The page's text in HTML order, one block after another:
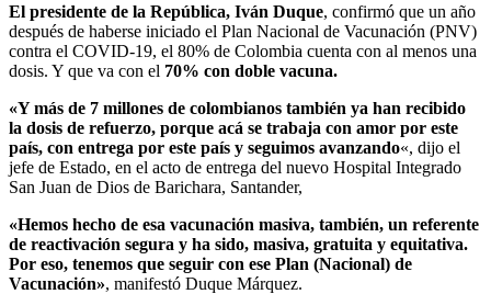
El presidente de la República, Iván Duque, confirmó que un año
después de haberse iniciado el Plan Nacional de Vacunación (PNV)
contra el COVID-19, el 80% de Colombia cuenta con al menos una
dosis. Y que va con el 70% con doble vacuna.
«Y más de 7 millones de colombianos también ya han recibido
la dosis de refuerzo, porque acá se trabaja con amor por este
país, con entrega por este país y seguimos avanzando«, dijo el
jefe de Estado, en el acto de entrega del nuevo Hospital Integrado
San Juan de Dios de Barichara, Santander,
«Hemos hecho de esa vacunación masiva, también, un referente
de reactivación segura y ha sido, masiva, gratuita y equitativa.
Por eso, tenemos que seguir con ese Plan (Nacional) de
Vacunación», manifestó Duque Márquez.